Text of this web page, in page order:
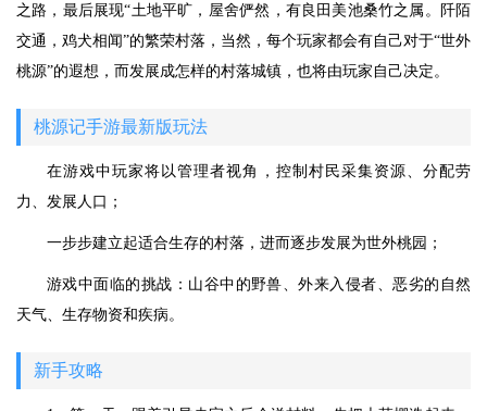
之路，最后展现“土地平旷，屋舍俨然，有良田美池桑竹之属。阡陌
交通，鸡犬相闻”的繁荣村落，当然，每个玩家都会有自己对于“世外
桃源”的遐想，而发展成怎样的村落城镇，也将由玩家自己决定。
桃源记手游最新版玩法
在游戏中玩家将以管理者视角，控制村民采集资源、分配劳
力、发展人口；
一步步建立起适合生存的村落，进而逐步发展为世外桃园；
游戏中面临的挑战：山谷中的野兽、外来入侵者、恶劣的自然
天气、生存物资和疾病。
新手攻略